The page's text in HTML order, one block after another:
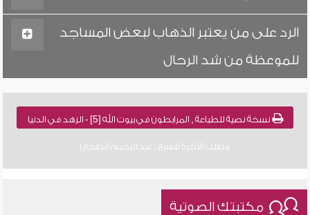
الرد على من يعتبر الذهاب لبعض المساجد
للموعظة من شد الرحال
نسخة نصية للطباعة , المرابطون في بيوت الله [5] - الزهد في الدنيا
وطلب الآخرة للشيخ : عبد الرحيم الطحان
مكتبتك الصوتية